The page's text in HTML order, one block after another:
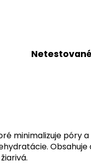
minimalizuje póry